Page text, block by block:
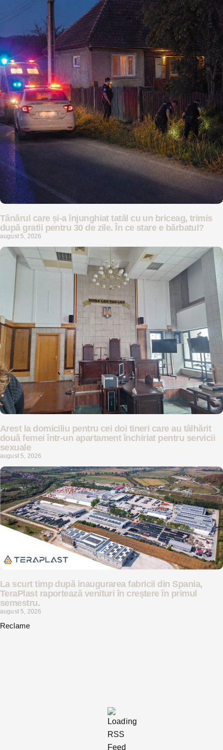
Tânărul care și-a înjunghiat tatăl cu un briceag, trimis
după gratii pentru 30 de zile. În ce stare e bărbatul?
august 5, 2026
Arest la domiciliu pentru cei doi tineri care au tâlhărit
două femei într-un apartament închiriat pentru servicii
sexuale
august 5, 2026
La scurt timp după inaugurarea fabricii din Spania,
TeraPlast raportează venituri în creștere în primul
semestru.
august 5, 2026
Reclame